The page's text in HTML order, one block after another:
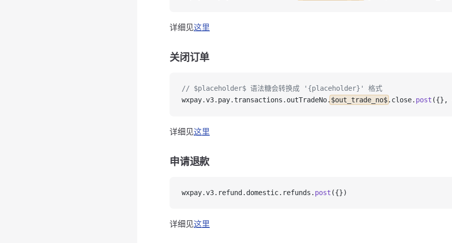
详细见这里
关闭订单
// $placeholder$ 语法糖会转换成 '{placeholder}' 格式
wxpay.v3. pay. transactions . outTradeNo. $out_trade_no$. close. post ({},
详细见这里
申请退款
wxpay.v3.refund.domestic.refunds. post ({})
详细见这里